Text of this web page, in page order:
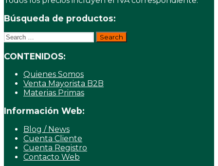
Búsqueda de productos:
Search
for:
CONTENIDOS:
Quienes Somos
Venta Mayorista B2B
Materias Primas
Información Web:
Blog / News
Cuenta Cliente
Cuenta Registro
Contacto Web